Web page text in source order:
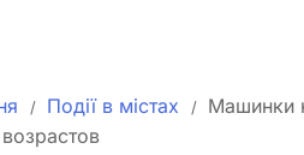
Події в містах
Машинки